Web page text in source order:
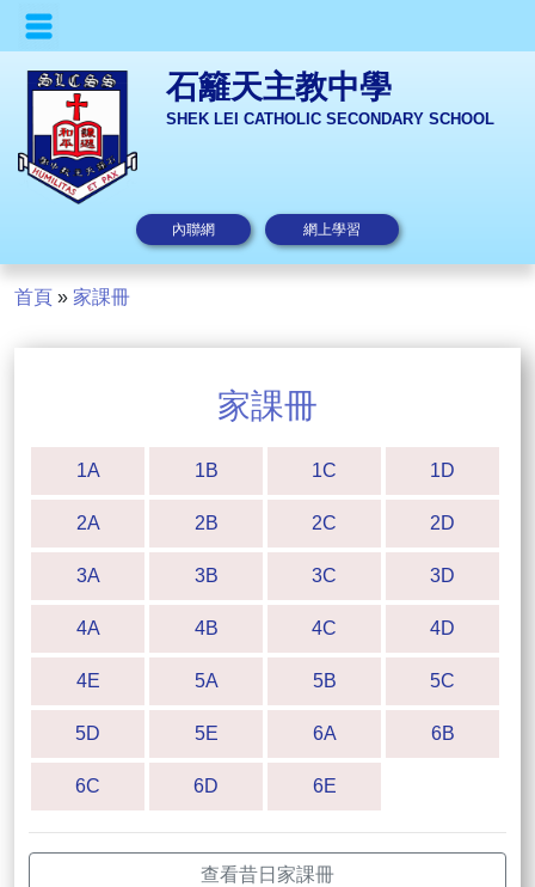
石籬天主教中學
SHEK LEI CATHOLIC SECONDARY SCHOOL
內聯網 網上學習
首頁 » 家課冊
家課冊
1A 1B 1C 1D
2A 2B 2C 2D
3A 3B 3C 3D
4A 4B 4C 4D
4E 5A 5B 5C
5D 5E 6A 6B
6C 6D 6E
查看昔日家課冊